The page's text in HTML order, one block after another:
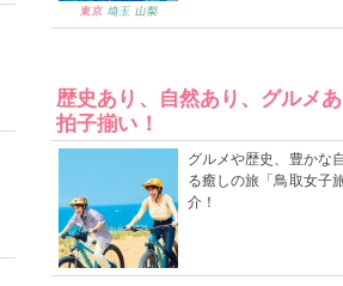
歴史あり、自然あり、グルメ
拍子揃い！
グルメや歴史、豊かな
る癒しの旅「鳥取女子
介！